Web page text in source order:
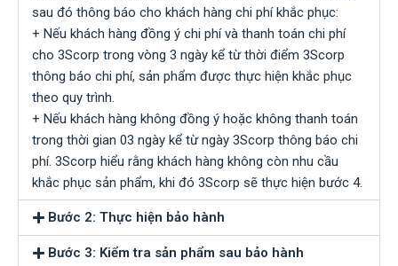
sau đó thông báo cho khách hàng chi phí khắc phục:
+ Nếu khách hàng đồng ý chi phí và thanh toán chi phí
cho 3Scorp trong vòng 3 ngày kể từ thời điểm 3Scorp
thông báo chi phí, sản phẩm được thực hiện khắc phục
theo quy trình.
+ Nếu khách hàng không đồng ý hoặc không thanh toán
trong thời gian 03 ngày kể từ ngày 3Scorp thông báo chi
phí. 3Scorp hiểu rằng khách hàng không còn nhu cầu
khắc phục sản phẩm, khi đó 3Scorp sẽ thực hiện bước 4.
Bước 2: Thực hiện bảo hành
Bước 3: Kiểm tra sản phẩm sau bảo hành